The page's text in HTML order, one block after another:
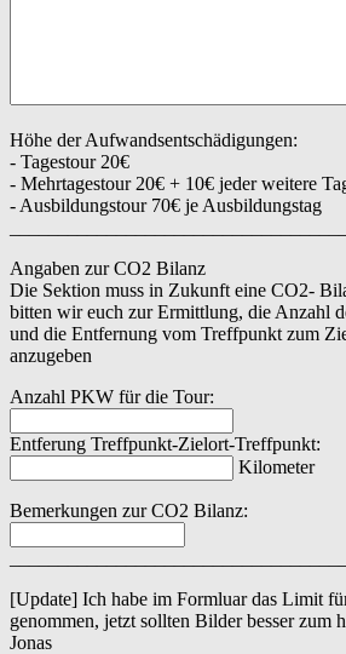
Höhe der Aufwandsentschädigungen:
- Tagestour 20€
- Mehrtagestour 20€ + 10€ jeder weitere
- Ausbildungstour 70€ je Ausbildungstag
Angaben zur CO2 Bilanz
Die Sektion muss in Zukunft eine CO2-
bitten wir euch zur Ermittlung, die Anzahl
und die Entfernung vom Treffpunkt zum
anzugeben
Anzahl PKW für die Tour:
Entferung Treffpunkt-Zielort-Treffpunkt:
Kilometer
Bemerkungen zur CO2 Bilanz:
[Update] Ich habe im Formluar das Limit
genommen, jetzt sollten Bilder besser zum
Jonas